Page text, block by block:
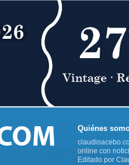
Quiénes
online con
Editado por